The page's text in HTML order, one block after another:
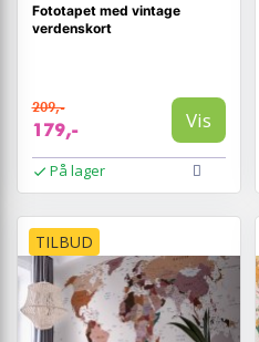
Fototapet med vintage
verdenskort
209,-
179,- Vis
På lager
TILBUD